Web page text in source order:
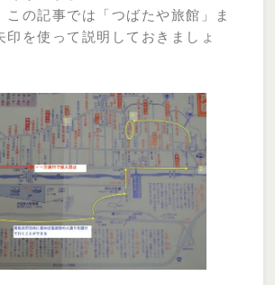
この記事では「つばたや旅館」ま
印を使って説明しておきましょ